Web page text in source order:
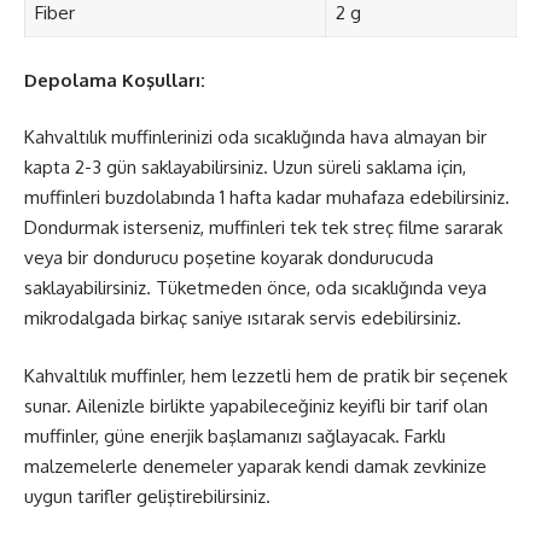
Fiber 2 g
Depolama Koşulları:
Kahvaltılık muffinlerinizi oda sıcaklığında hava almayan bir
kapta 2-3 gün saklayabilirsiniz. Uzun süreli saklama için,
muffinleri buzdolabında 1 hafta kadar muhafaza edebilirsiniz.
Dondurmak isterseniz, muffinleri tek tek streç filme sararak
veya bir dondurucu poşetine koyarak dondurucuda
saklayabilirsiniz. Tüketmeden önce, oda sıcaklığında veya
mikrodalgada birkaç saniye ısıtarak servis edebilirsiniz.
Kahvaltılık muffinler, hem lezzetli hem de pratik bir seçenek
sunar. Ailenizle birlikte yapabileceğiniz keyifli bir tarif olan
muffinler, güne enerjik başlamanızı sağlayacak. Farklı
malzemelerle denemeler yaparak kendi damak zevkinize
uygun tarifler geliştirebilirsiniz.